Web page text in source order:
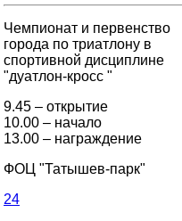
Чемпионат и первенство
города по триатлону в
спортивной дисциплине
"дуатлон-кросс "
9.45 – открытие
10.00 – начало
13.00 – награждение
ФОЦ "Татышев-парк"
24